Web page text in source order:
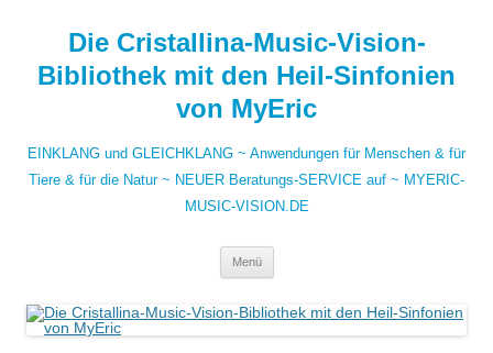
springenDie Cristallina-Music-Vision-
Bibliothek mit den Heil-Sinfonien
von MyEric
EINKLANG und GLEICHKLANG ~ Anwendungen für Menschen & für
Tiere & für die Natur ~ NEUER Beratungs-SERVICE auf ~ MYERIC-
MUSIC-VISION.DE
Menü